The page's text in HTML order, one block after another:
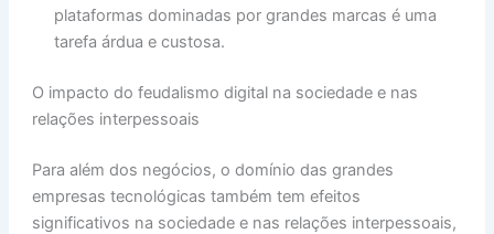
plataformas dominadas por grandes marcas é uma
tarefa árdua e custosa.
O impacto do feudalismo digital na sociedade e nas
relações interpessoais
Para além dos negócios, o domínio das grandes
empresas tecnológicas também tem efeitos
significativos na sociedade e nas relações interpessoais,